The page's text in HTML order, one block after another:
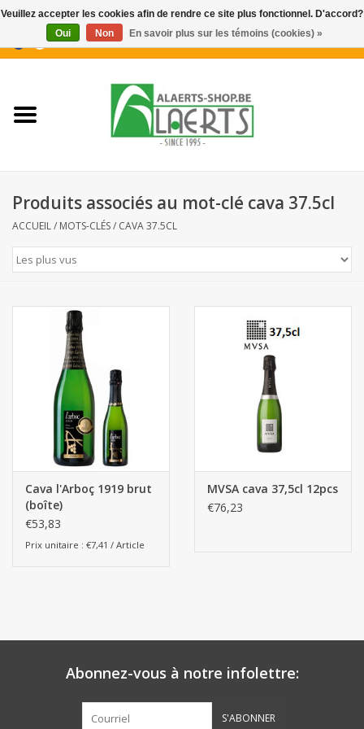
0 Articles - €0,00
Nouveautés
Biscuits pour le café
Confiserie
Boissons
Biscuits apéritifs / Snacks salés
Botanicals
Bonbons pour la bonbonnière
Rouleaux de caisse thermiques
Produits d'hygiène
Matériel d'emballage
Fournitures de bureau
Produits associés au mot-clé cava 37.5cl
ACCUEIL/ MOTS-CLÉS/ CAVA 37.5CL
Cava l'Arboç 1919 brut
(boîte)
€53,83
Prix unitaire : €7,41 / Article
MVSA cava 37,5cl 12pcs
€76,23
Abonnez-vous à notre infolettre:
S'ABONNER
Veuillez accepter les cookies afin de rendre ce site plus fonctionnel. D'accord?
Oui
Non En savoir plus sur les témoins (cookies) »